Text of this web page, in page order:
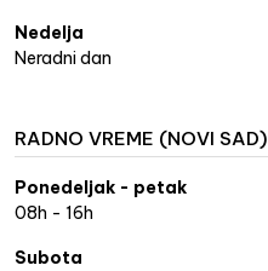
Nedelja
Neradni dan
RADNO VREME (NOVI SAD)
Ponedeljak - petak
08h - 16h
Subota